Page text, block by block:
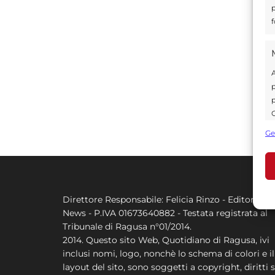
Direttore Responsabile: Felicia Rinzo - Editore
News - P.IVA 01673640882 - Testata registrata al
Tribunale di Ragusa n°01/2014.
2014. Questo sito Web, Quotidiano di Ragusa, ivi
inclusi nomi, logo, nonchè lo schema di colori e il
layout del sito, sono soggetti a copyright, diritti